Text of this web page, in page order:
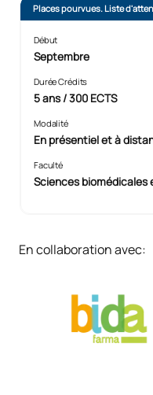
Places pourvues. Liste
Début
Septembre
Durée Crédits
5 ans / 300 ECTS
Modalité
En présentiel et à
Faculté
Sciences biomédicales
En collaboration avec: